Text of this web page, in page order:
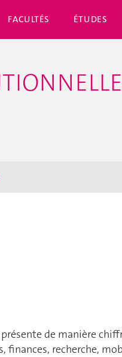
FACULTÉS ÉTUDES
de manière
finances, recherche,